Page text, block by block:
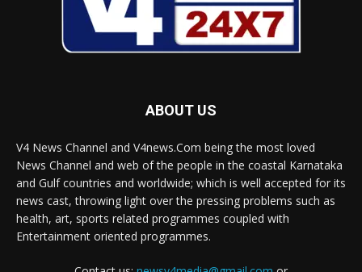
ABOUT US
V4 News Channel and V4news.Com being the most loved
News Channel and web of the people in the coastal Karnataka
and Gulf countries and worldwide; which is well accepted for its
news cast, throwing light over the pressing problems such as
health, art, sports related programmes coupled with
Entertainment oriented programmes.